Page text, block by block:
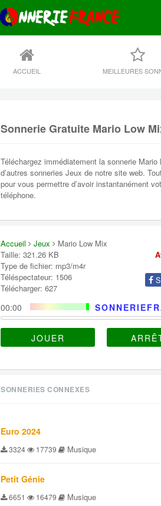
ACCUEIL
Sonnerie Gratuite Mario Low
Téléchargez immédiatement la sonnerie
d’autres sonneries Jeux de notre site web.
pour vous permettre d’avoir instantanément
téléphone.
Accueil Jeux
Mario Low Mix
Taille: 321.26 KB
Type de fichier: mp3/m4r
Téléspectateur: 1506
Télécharger: 627
00:00
JOUER
SONNERIES CONNEXES
Euro 2024
3324 17739 Musique
Petit Génie
6651 16479 Musique